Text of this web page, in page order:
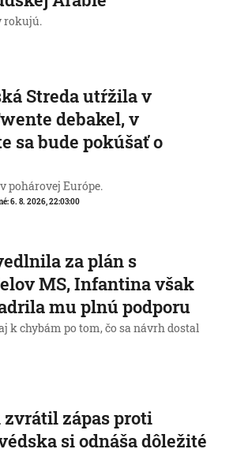
rokujú.
Streda utŕžila v
debakel, v
sa bude pokúšať o
pohárovej Európe.
6. 8. 2026, 22:03:00
za plán s
MS, Infantina však
mu plnú podporu
k chybám po tom, čo sa návrh dostal
zvrátil zápas proti
si odnáša dôležité